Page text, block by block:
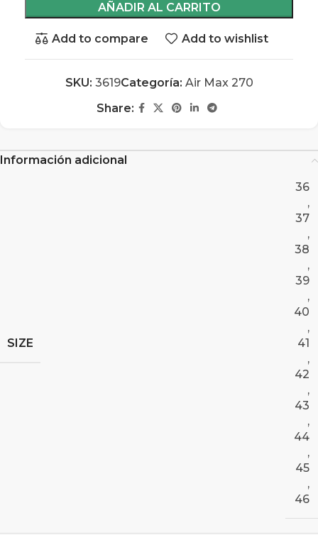
AÑADIR AL CARRITO
Add to compare Add to wishlist
SKU: 3619Categoría: Air Max 270
Share:
Información adicional
SIZE
36
,
37
,
38
,
39
,
40
,
41
,
42
,
43
,
44
,
45
,
46